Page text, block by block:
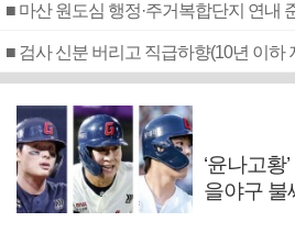
■ 마산 원도심 행정·주거복합단지 연내
‘윤나고
을야구 불